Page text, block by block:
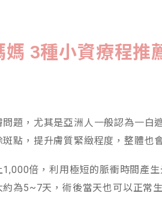
媽 3種小資療程推
題，尤其是亞洲人一般認為一白
點，提升膚質緊緻程度，整體也
倍，利用極短的脈衝時間產
為5~7天，術後當天也可以正常